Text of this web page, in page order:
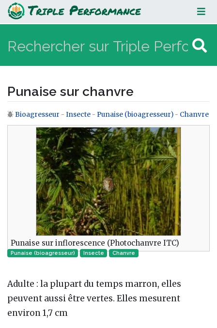
Punaise sur chanvre
Punaise sur chanvre
Aller à :navigation,rechercher
Bioagresseur - Insecte - Punaise (bioagresseur) - Chanvre
Punaise sur inflorescence (Photochanvre ITC)
Punaise (bioagresseur) Insecte‎ Chanvre
Adulte : la plupart du temps marron, elles
peuvent aussi être vertes. Elles mesurent
environ 1,7 cm